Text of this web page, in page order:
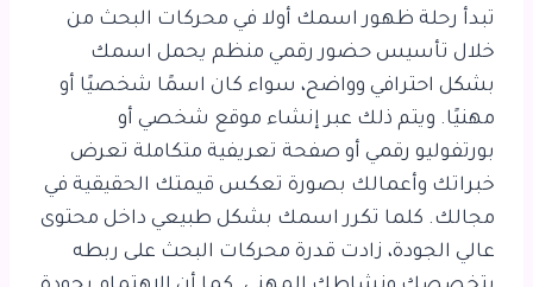
تبدأ رحلة ظهور اسمك أولا في محركات البحث من
خلال تأسيس حضور رقمي منظم يحمل اسمك
بشكل احترافي وواضح، سواء كان اسمًا شخصيًا أو
مهنيًا. ويتم ذلك عبر إنشاء موقع شخصي أو
بورتفوليو رقمي أو صفحة تعريفية متكاملة تعرض
خبراتك وأعمالك بصورة تعكس قيمتك الحقيقية في
مجالك. كلما تكرر اسمك بشكل طبيعي داخل محتوى
عالي الجودة، زادت قدرة محركات البحث على ربطه